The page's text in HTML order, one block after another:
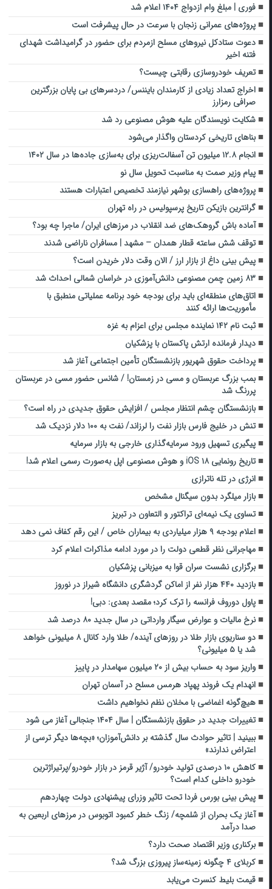
فوری | مبلغ وام ازدواج ۱۴۰۴ اعلام شد
پروژه‌های عمرانی زنجان با سرعت در حال پیشرفت است
دعوت ستادکل نیروهای مسلح ازمردم برای حضور در گرامیداشت شهدای
فتنه اخیر
تعریف خودروسازی رقابتی چیست؟
اخراج تعداد زیادی از کارمندان بایننس/ دردسر‌های بی پایان بزرگترین
صرافی رمزارز
شکایت نویسندگان علیه هوش مصنوعی رد شد
بناهای تاریخی کردستان واگذار می‌شود
انجام ۱۲.۸ میلیون تن آسفالت‌ریزی برای به‌سازی جاده‌ها در سال ۱۴۰۲
پیام وزیر صمت به مناسبت تحویل سال نو
پروژه‌های راهسازی بوشهر نیازمند تخصیص اعتبارات هستند
گرانترین بازیکن تاریخ پرسپولیس در راه تهران
آماده باش گروهک‌های ضد انقلاب در مرزهای ایران/ ماجرا چه بود؟
توقف شش ساعته قطار همدان – مشهد | مسافران ناراضی شدند
پیش بینی داغ از بازار ارز / الان وقت دلار خریدن است؟
۸۳ زمین چمن مصنوعی دانش‌آموزی در خراسان شمالی احداث شد
اتاق‌های منطقه‌ای باید برای بودجه خود برنامه عملیاتی منطبق با
مأموریت‌ها ارائه کنند
ثبت نام ۱۴۲ نماینده مجلس برای اعزام به غزه
دیدار فرمانده ارتش پاکستان با پزشکیان
پرداخت حقوق شهریور بازنشستگان تأمین اجتماعی آغاز شد
بمب بزرگ عربستان و مسی در زمستان! / شانس حضور مسی در عربستان
پررنگ شد
بازنشستگان چشم انتظار مجلس / افزایش حقوق جدیدی در راه است؟
تنش در خلیج فارس بازار نفت را لرزاند/ نفت به ۱۰۰ دلار نزدیک شد
پیگیری تسهیل ورود سرمایه‌گذاری خارجی به بازار سرمایه
تاریخ رونمایی iOS ۱۸ و هوش مصنوعی اپل به‌صورت رسمی اعلام شد!
انرژی در تله ناترازی
بازار میلگرد بدون سیگنال مشخص
تساوی یک نیمه‌ای تراکتور و التعاون در تبریز
اعلام بودجه ۹ هزار میلیاردی به بیماران خاص / این رقم کفاف نمی دهد
مهاجرانی نظر قطعی دولت را در مورد ادامه مذاکرات اعلام کرد
برگزاری نشست سران قوا به میزبانی پزشکیان
بازدید ۴۴۰ هزار نفر از اماکن گردشگری دانشگاه شیراز در نوروز
پاول دوروف فرانسه را ترک کرد؛ مقصد بعدی: دبی!
نرخ مالیات و عوارض سیگار وارداتی در سال جدید ۸۰ درصد شد
دو سناریوی بازار طلا در روز‌های آینده/ طلا وارد کانال ۸ میلیونی خواهد
شد یا ۵ میلیونی؟
واریز سود به حساب بیش از ۲۰ میلیون سهامدار در پاییز
انهدام یک فروند پهپاد هرمس مسلح در آسمان تهران
هیچ‌گونه اغماضی با مخلان نظم نخواهیم داشت
تغییرات جدید در حقوق بازنشستگان | سال ۱۴۰۴ جنجالی آغاز می شود
ببینید | تاثیر حوادث سال گذشته بر دانش‌آموزان؛ «بچه‌ها دیگر ترسی از
اعتراض ندارند»
کاهش ۱۰ درصدی تولید خودرو/ آژیر قرمز در بازار خودرو/پرتیراژترین
خودرو داخلی کدام است؟
پیش بینی بورس فردا تحت تاثیر وزرای پیشنهادی دولت چهاردهم
آغاز یک بحران از شلمچه/ زنگ خطر کمبود اتوبوس در مرزهای اربعین به
صدا درآمد
برکناری وزیر اقتصاد صحت دارد؟
کربلای ۴ چگونه زمینه‌ساز پیروزی بزرگ شد؟
قیمت بلیط کنسرت‌ می‌یابد